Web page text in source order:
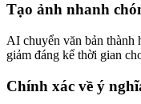
Tạo ảnh nhanh
AI chuyển văn bản thành
giảm đáng kể thời gian
Chính xác về ý